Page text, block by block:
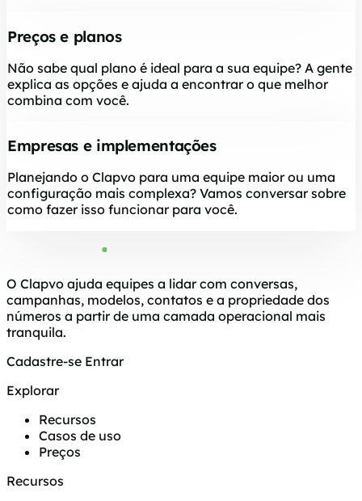
Preços e planos
Não sabe qual plano é ideal para a sua equipe? A gente
explica as opções e ajuda a encontrar o que melhor
combina com você.
Empresas e implementações
Planejando o Clapvo para uma equipe maior ou uma
configuração mais complexa? Vamos conversar sobre
como fazer isso funcionar para você.
O Clapvo ajuda equipes a lidar com conversas,
campanhas, modelos, contatos e a propriedade dos
números a partir de uma camada operacional mais
tranquila.
Cadastre-se Entrar
Explorar
Recursos
Casos de uso
Preços
Recursos